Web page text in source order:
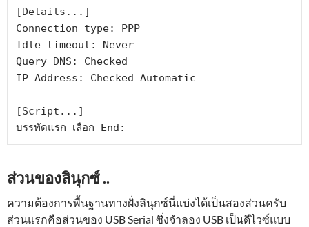
[Details...]
Connection type: PPP
Idle timeout: Never
Query DNS: Checked
IP Address: Checked Automatic
[Script...]
บรรทัดแรก เลือก End:
ส่วนของลินุกซ์ ..
ความต้องการพื้นฐานทางฝั่งลินุกซ์นี่แบ่งได้เป็นสองส่วนครับ
ส่วนแรกคือส่วนของ USB Serial ซึ่งจำลอง USB เป็นดีไวซ์แบบ